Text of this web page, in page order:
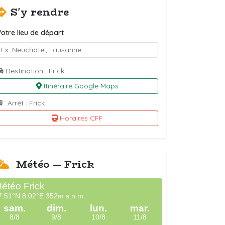
S'y rendre
lieu de départ
Destination : Frick
Itinéraire Google Maps
Arrêt : Frick
Horaires CFF
Météo — Frick